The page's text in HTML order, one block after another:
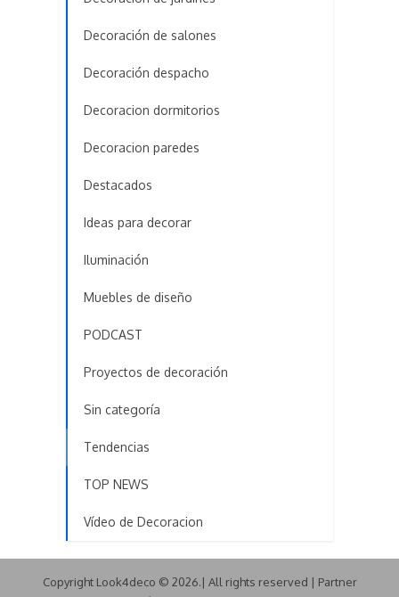
Decoración de salones
Decoración despacho
Decoracion dormitorios
Decoracion paredes
Destacados
Ideas para decorar
Iluminación
Muebles de diseño
PODCAST
Proyectos de decoración
Sin categoría
Tendencias
TOP NEWS
Vídeo de Decoracion
Copyright Look4deco © 2026.| All rights reserved | Partner